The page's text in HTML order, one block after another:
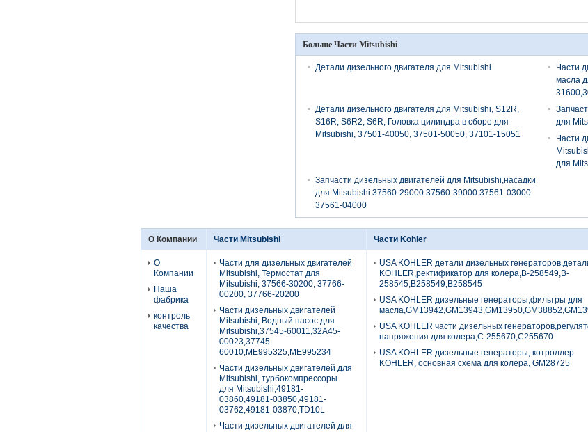
Больше Части Mitsubishi
Детали дизельного двигателя для Mitsubishi
Части
масла
Детали дизельного двигателя для Mitsubishi, S12R,
S16R, S6R2, S6R, Головка цилиндра в сборе для
Mitsubishi, 37501-40050, 37501-50050, 37101-15051
для
Части
для
Запчасти дизельных двигателей для Mitsubishi,насадки
для Mitsubishi 37560-29000 37560-39000 37561-03000
37561-04000
О Компании
О
Компании
Наша
фабрика
контроль
качества
Части Mitsubishi
Части для дизельных двигателей
Mitsubishi, Термостат для
Mitsubishi, 37566-30200, 37766-
00200, 37766-20200
Части дизельных двигателей
Mitsubishi, Водный насос для
Mitsubishi,37545-60011,32A45-
00023,37745-
60010,ME995325,ME995234
Части дизельных двигателей для
Mitsubishi, турбокомпрессоры
для Mitsubishi,49181-
03860,49181-03850,49181-
03762,49181-03870,TD10L
Части дизельных двигателей для
Части Kohler
USA KOHLER детали дизельных
KOHLER,ректификатор для колера,B-258549,B-
258545,B258549,B258545
USA KOHLER дизельные генераторы,фильтры для
USA KOHLER части дизельных
напряжения для колера,C-255670,C255670
USA KOHLER дизельные генераторы, котроллер
KOHLER, основная схема для колера, GM28725